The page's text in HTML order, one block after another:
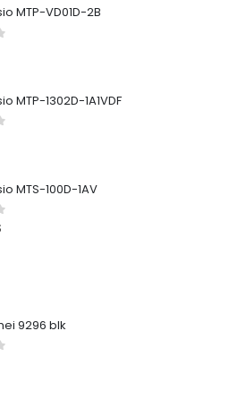
MTP-VD01D-2B
5
MTP-1302D-1A1VDF
5
MTS-100D-1AV
5
9296 blk
5